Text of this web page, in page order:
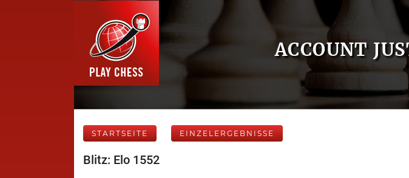
ACCOUNT
STARTSEITE EINZELERGEBNISSE
Blitz: Elo 1552